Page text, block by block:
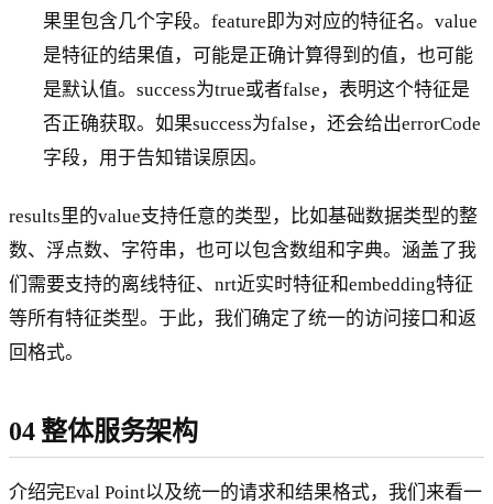
果里包含几个字段。feature即为对应的特征名。value
是特征的结果值，可能是正确计算得到的值，也可能
是默认值。success为true或者false，表明这个特征是
否正确获取。如果success为false，还会给出errorCode
字段，用于告知错误原因。
results里的value支持任意的类型，比如基础数据类型的整
数、浮点数、字符串，也可以包含数组和字典。涵盖了我
们需要支持的离线特征、nrt近实时特征和embedding特征
等所有特征类型。于此，我们确定了统一的访问接口和返
回格式。
04 整体服务架构
介绍完Eval Point以及统一的请求和结果格式，我们来看一